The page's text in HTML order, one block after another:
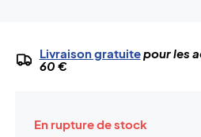
Livraison gratuitepour les
60 €
En rupture de stock